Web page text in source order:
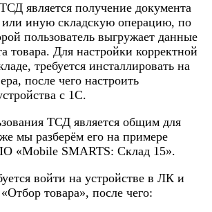
является получение документа
или иную складскую операцию, по
пользователь выгружает данные
товара. Для настройки корректной
требуется инсталлировать на
после чего настроить
с 1С.
ТСД является общим для
мы разберём его на примере
«Mobile SMARTS: Склад 15».
войти на устройстве в ЛК и
товара», после чего: